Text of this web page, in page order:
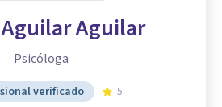
Aguilar
Psicóloga
verificado 5